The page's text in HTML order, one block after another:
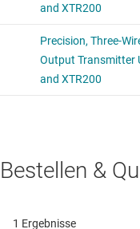
Bestellen &